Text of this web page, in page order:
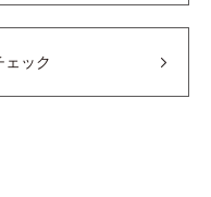
ック